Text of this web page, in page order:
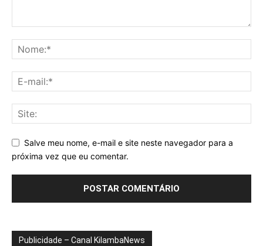
Salve meu nome, e-mail e site neste navegador para a
próxima vez que eu comentar.
Publicidade – Canal KilambaNews